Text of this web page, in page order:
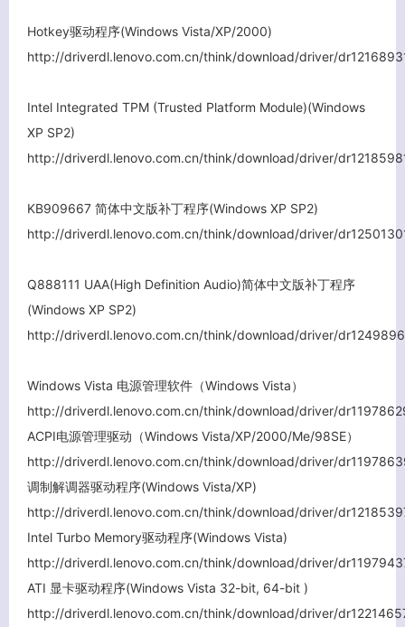
Hotkey驱动程序(Windows Vista/XP/2000)
http://driverdl.lenovo.com.cn/think/download/driver/
Intel Integrated TPM (Trusted Platform Module)(Windows
XP SP2)
http://driverdl.lenovo.com.cn/think/download/driver/
KB909667 简体中文版补丁程序(Windows XP SP2)
http://driverdl.lenovo.com.cn/think/download/driver/
Q888111 UAA(High Definition Audio)简体中文版补丁程序
(Windows XP SP2)
http://driverdl.lenovo.com.cn/think/download/driver/
Windows Vista 电源管理软件（Windows Vista）
http://driverdl.lenovo.com.cn/think/download/driver/
ACPI电源管理驱动（Windows Vista/XP/2000/Me/98SE）
http://driverdl.lenovo.com.cn/think/download/driver/
调制解调器驱动程序(Windows Vista/XP)
http://driverdl.lenovo.com.cn/think/download/driver/
Intel Turbo Memory驱动程序(Windows Vista)
http://driverdl.lenovo.com.cn/think/download/driver/
ATI 显卡驱动程序(Windows Vista 32-bit, 64-bit )
http://driverdl.lenovo.com.cn/think/download/driver/